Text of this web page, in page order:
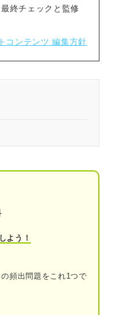
終チェックと監修
コンテンツ 編集方針
概要
る場合
★★★☆☆）
よう！
頻出問題をこれ1つで